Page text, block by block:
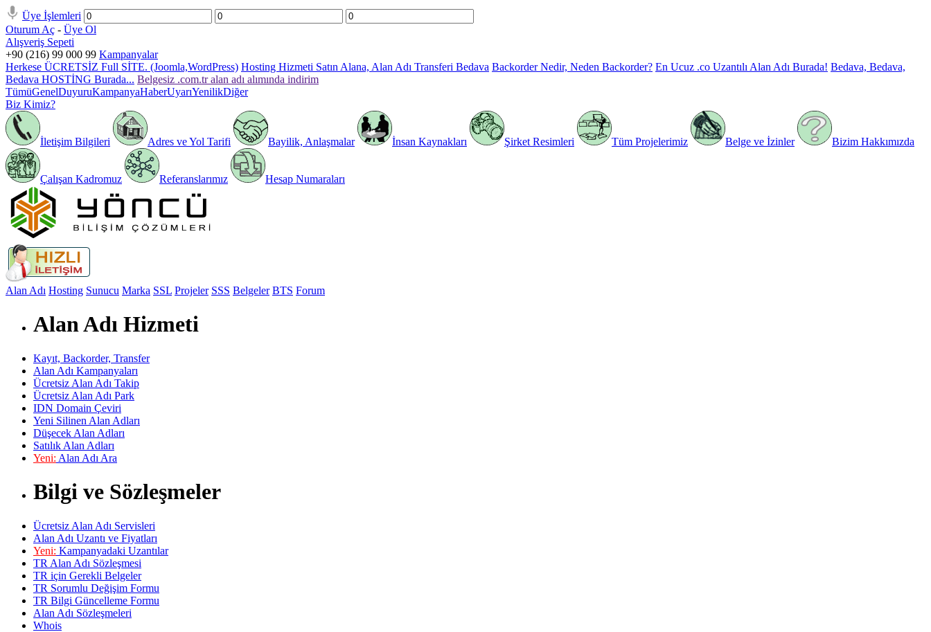
Üye İşlemleri
Oturum Aç - Üye Ol
Alışveriş Sepeti
+90 (216) 99 000 99 Kampanyalar
Herkese ÜCRETSİZ Full SİTE. (Joomla,WordPress) Hosting Hizmeti Satın Alana, Alan Adı Transferi Bedava Backorder Nedir, Neden Backorder? En Ucuz .co Uzantılı Alan Adı Burada! Bedava, Bedava,
Bedava HOSTİNG Burada... Belgesiz .com.tr alan adı alımında indirim
TümüGenelDuyuruKampanyaHaberUyarıYenilikDiğer
Biz Kimiz?
İletişim Bilgileri Adres ve Yol Tarifi Bayilik, Anlaşmalar İnsan Kaynakları Şirket Resimleri Tüm Projelerimiz Belge ve İzinler Bizim Hakkımızda
Çalışan Kadromuz Referanslarımız Hesap Numaraları
Alan Adı Hosting Sunucu Marka SSL Projeler SSS Belgeler BTS Forum
Alan Adı Hizmeti
Kayıt, Backorder, Transfer
Alan Adı Kampanyaları
Ücretsiz Alan Adı Takip
Ücretsiz Alan Adı Park
IDN Domain Çeviri
Yeni Silinen Alan Adları
Düşecek Alan Adları
Satılık Alan Adları
Yeni: Alan Adı Ara
Bilgi ve Sözleşmeler
Ücretsiz Alan Adı Servisleri
Alan Adı Uzantı ve Fiyatları
Yeni: Kampanyadaki Uzantılar
TR Alan Adı Sözleşmesi
TR için Gerekli Belgeler
TR Sorumlu Değişim Formu
TR Bilgi Güncelleme Formu
Alan Adı Sözleşmeleri
Whois